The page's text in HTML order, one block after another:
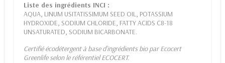
Liste des ingrédients INCI :
AQUA, LINUM USITATISSIMUM SEED OIL, POTASSIUM
HYDROXIDE, SODIUM CHLORIDE, FATTY ACIDS C8-18
UNSATURATED, SODIUM BICARBONATE.
Certifié écodétergent à base d'ingrédients bio par Ecocert
Greenlife selon le référentiel ECOCERT.